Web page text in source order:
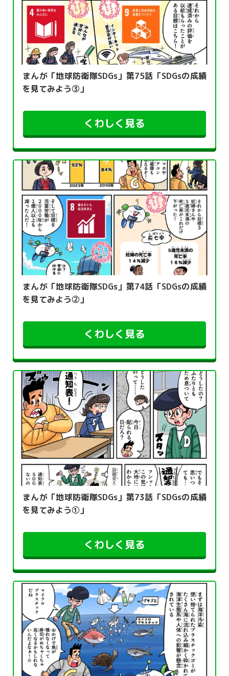
まんが「地球防衛隊SDGs」第75話「SDGsの成績
を見てみよう③」
くわしく見る
まんが「地球防衛隊SDGs」第74話「SDGsの成績
を見てみよう②」
くわしく見る
まんが「地球防衛隊SDGs」第73話「SDGsの成績
を見てみよう①」
くわしく見る